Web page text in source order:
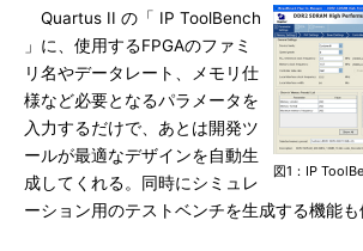
図1：IP
Quartus II の「 IP ToolBench
」に、使用するFPGAのファミ
リ名やデータレート、メモリ仕
様など必要となるパラメータを
入力するだけで、あとは開発ツ
ールが最適なデザインを自動生
成してくれる。同時にシミュレ
ーション用のテストベンチを生成する機能も